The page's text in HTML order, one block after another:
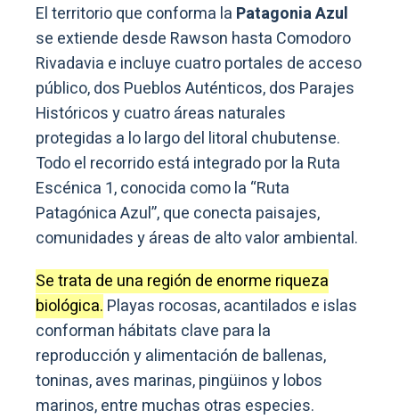
El territorio que conforma la Patagonia Azul
se extiende desde Rawson hasta Comodoro
Rivadavia e incluye cuatro portales de acceso
público, dos Pueblos Auténticos, dos Parajes
Históricos y cuatro áreas naturales
protegidas a lo largo del litoral chubutense.
Todo el recorrido está integrado por la Ruta
Escénica 1, conocida como la “Ruta
Patagónica Azul”, que conecta paisajes,
comunidades y áreas de alto valor ambiental.
Se trata de una región de enorme riqueza
biológica. Playas rocosas, acantilados e islas
conforman hábitats clave para la
reproducción y alimentación de ballenas,
toninas, aves marinas, pingüinos y lobos
marinos, entre muchas otras especies.